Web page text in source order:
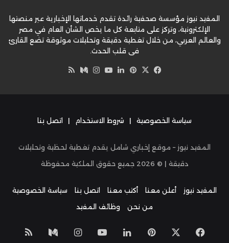
المفيد نيوز مؤسسة صحفية رائدة تقدم خدماتها الإخبارية عبر منصتها
الإلكترونية، وتركز على متابعة كل ما يخص الشأن العام في مصر
والعالم العربي، من خلال تغطية دقيقة وتحليلات موثوقة تضع القارئ
في قلب الحدث.
فيسبوك
‫X بينتيريست
لينكدإن‫YouTube
انستقرام
وسط
سياسة الخصوصية | شروط الاستخدام | اتصل بنا
المفيد نيوز – موقع إخباري شامل يقدم تغطية لحظية وتحليلات
دقيقة | © 2026 جميع حقوق الملكية محفوظة
المفيد نيوز أعلن معنا أكتب معنا اتصل بنا
سياسة الخصوصية
من نحن
وظائف المفيد
فيسبوك بينتيريست
لينكدإن‫YouTube
انستقراموسط